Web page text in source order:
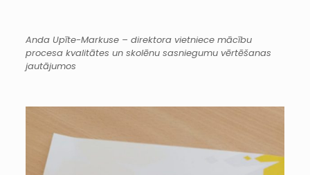
Anda Upīte-Markuse – direktora vietniece mācību
procesa kvalitātes un skolēnu sasniegumu vērtēšanas
jautājumos